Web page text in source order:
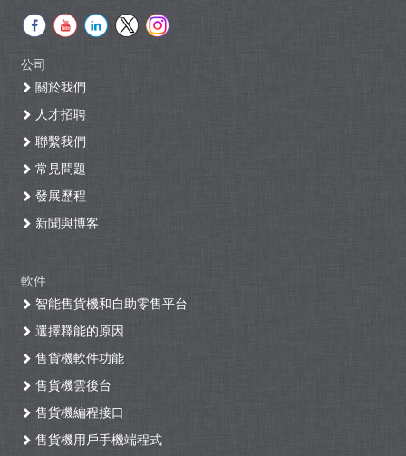
公司
關於我們
人才招聘
聯繫我們
常見問題
發展歷程
新聞與博客
軟件
智能售貨機和自助零售平台
選擇釋能的原因
售貨機軟件功能
售貨機雲後台
售貨機編程接口
售貨機用戶手機端程式